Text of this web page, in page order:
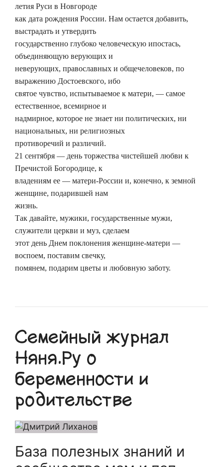
летия Руси в Новгороде
как дата рождения России. Нам остается добавить,
выстрадать и утвердить
государственно глубоко человеческую ипостась,
объединяющую верующих и
неверующих, православных и общечеловеков, по
выражению Достоевского, ибо
святое чувство, испытываемое к матери, — самое
естественное, всемирное и
надмирное, которое не знает ни политических, ни
национальных, ни религиозных
противоречий и различий.
21 сентября — день торжества чистейшей любви к
Пречистой Богородице, к
владениям ее — матери-России и, конечно, к земной
женщине, подарившей нам
жизнь.
Так давайте, мужики, государственные мужи,
служители церкви и муз, сделаем
этот день Днем поклонения женщине-матери —
воспоем, поставим свечку,
помянем, подарим цветы и любовную заботу.
Семейный журнал
Няня.Ру о
беременности и
родительстве
База полезных знаний и